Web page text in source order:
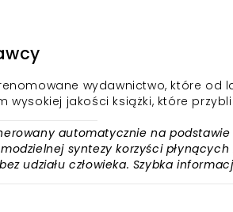
wydawnictwo, które od
wysokiej jakości książki, które
automatycznie na
syntezy korzyści
udziału człowieka. Szybka